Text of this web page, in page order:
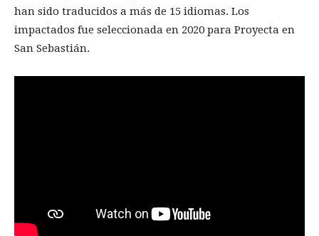
han sido traducidos a más de 15 idiomas. Los
impactados fue seleccionada en 2020 para Proyecta en
San Sebastián.